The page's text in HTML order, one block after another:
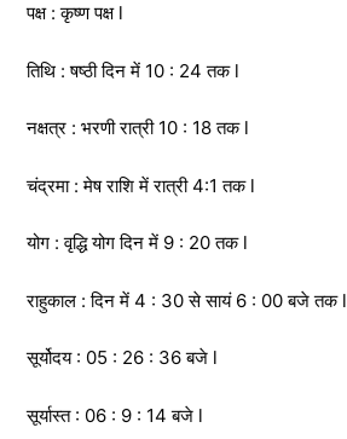
पक्ष : कृष्ण पक्ष l
तिथि : षष्ठी दिन में 10 : 24 तक l
नक्षत्र : भरणी रात्री 10 : 18 तक l
चंद्रमा : मेष राशि में रात्री 4:1 तक l
योग : वृद्धि योग दिन में 9 : 20 तक l
राहुकाल : दिन में 4 : 30 से सायं 6 : 00 बजे तक l
सूर्योदय : 05 : 26 : 36 बजे l
सूर्यास्त : 06 : 9 : 14 बजे l